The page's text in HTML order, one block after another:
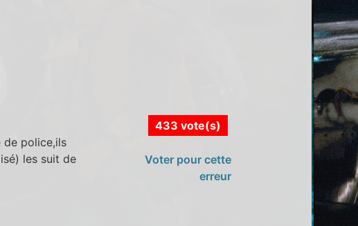
de police,ils
les suit de
433 vote(s)
Voter pour cette
erreur